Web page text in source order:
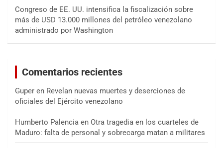
Congreso de EE. UU. intensifica la fiscalización sobre
más de USD 13.000 millones del petróleo venezolano
administrado por Washington
Comentarios recientes
Guper en Revelan nuevas muertes y deserciones de
oficiales del Ejército venezolano
Humberto Palencia en Otra tragedia en los cuarteles de
Maduro: falta de personal y sobrecarga matan a militares